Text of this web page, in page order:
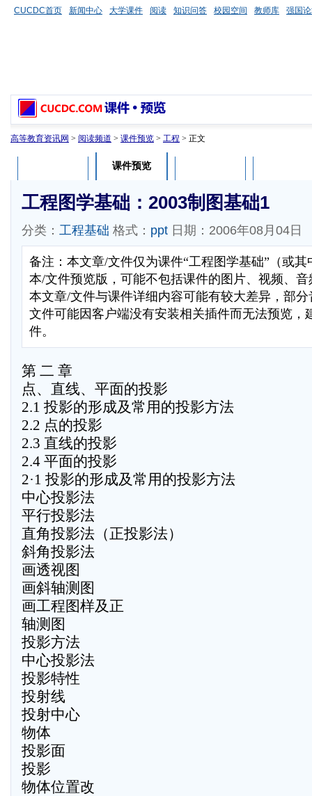
CUCDC首页 新闻中心 大学课件 阅读 知识问答 校园空间 教师库 强国
高等教育资讯网 > 阅读频道 > 课件预览 > 工程 > 正文
课件预览
工程图学基础：2003制图基础1
分类： 工程基础 格式： ppt 日期：2006年08月04日
备注：本文章/文件仅为课件“工程图学基础”（或
本/文件预览版，可能不包括课件的图片、视频、
本文章/文件与课件详细内容可能有较大差异，部
文件可能因客户端没有安装相关插件而无法预览，
件。
第 二 章
点、直线、平面的投影
2.1 投影的形成及常用的投影方法
2.2 点的投影
2.3 直线的投影
2.4 平面的投影
2·1 投影的形成及常用的投影方法
中心投影法
平行投影法
直角投影法（正投影法）
斜角投影法
画透视图
画斜轴测图
画工程图样及正
轴测图
投影方法
中心投影法
投影特性
投射线
投射中心
物体
投影面
投影
物体位置改